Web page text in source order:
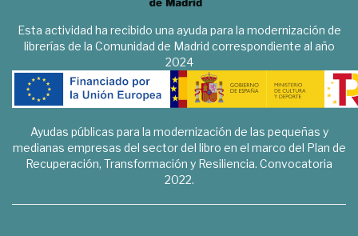
Esta actividad ha recibido una ayuda para la modernización de
librerías de la Comunidad de Madrid correspondiente al año
2024
Ayudas públicas para la modernización de las pequeñas y
medianas empresas del sector del libro en el marco del Plan de
Recuperación, Transformación y Resiliencia. Convocatoria
2022.